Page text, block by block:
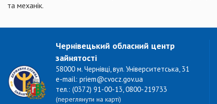
та механік.
Чернівецький обласний центр
зайнятості
58000 м. Чернівці, вул. Університетська, 31
e-mail: priem@cvocz.gov.ua
тел.: (0372) 91-00-13, 0800-219733
(переглянути на карті)